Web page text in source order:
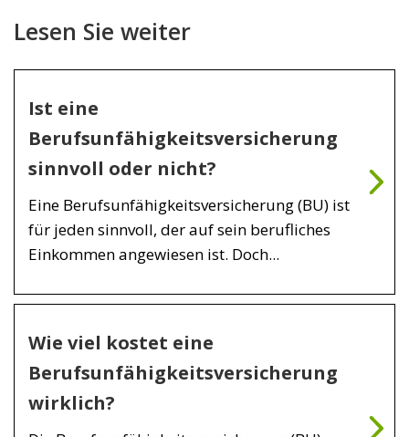
Lesen Sie weiter
Ist eine
Berufsunfähigkeitsversicherung
sinnvoll oder nicht?
Eine Berufsunfähigkeitsversicherung (BU) ist
für jeden sinnvoll, der auf sein berufliches
Einkommen angewiesen ist. Doch...
Wie viel kostet eine
Berufsunfähigkeitsversicherung
wirklich?